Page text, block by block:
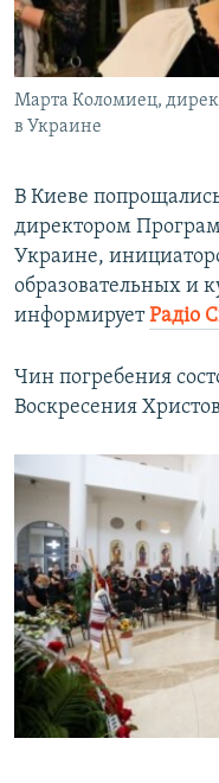
ПОБЕДИТЕЛЕЙ НЕ
КРЫМ.НЕПОКОРЕННЫЙ
ELIFBE
ПРИСОЕДИНЯЙТЕСЬ!
Марта Коломиец,
в Украине
В Киеве
директором
Украине,
образовательных и
информируетРадiо
Чин погребения
Воскресения